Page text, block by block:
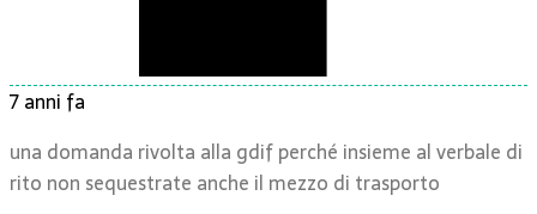
7 anni fa
una domanda rivolta alla gdif perché insieme al verbale di
rito non sequestrate anche il mezzo di trasporto